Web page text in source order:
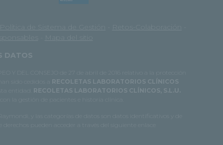
Política de Sistema de Gestión Retos-Colaboración
Mapa del sitio
DATOS
Y DEL CONSEJO de 27 de abril de 2016 relativo a la protección
RECOLETAS LABORATORIOS CLÍNICOS
entidad. RECOLETAS LABORATORIOS CLÍNICOS, S.L.U.
la gestión de pacientes e historia clínica.
y las categorías de datos son datos identificativos y de
pueden acceder a través del siguiente enlace